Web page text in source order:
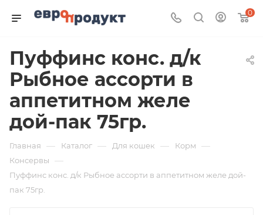
0
Пуффинс конс. д/к
Рыбное ассорти в
аппетитном желе
дой-пак 75гр.
Главная — Каталог — Для кошек — Корм —
Консервы —
Пуффинс конс. д/к Рыбное ассорти в аппетитном желе дой-
пак 75гр.